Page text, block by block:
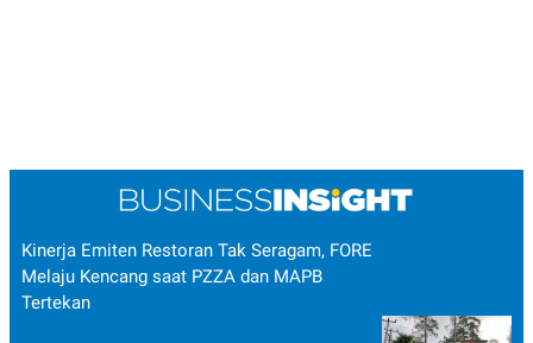
Kinerja Emiten Restoran Tak Seragam, FORE
Melaju Kencang saat PZZA dan MAPB
Tertekan